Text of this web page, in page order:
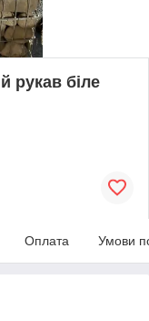
рукав біле
Оплата Умови